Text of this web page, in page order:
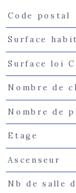
Caractéristiques
Code postal
Surface
Surface loi
Nombre de
Nombre de
Etage
Ascenseur
Nb de salle